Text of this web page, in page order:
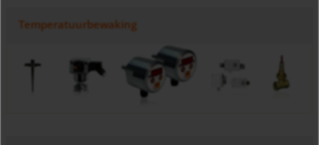
Temperatuurbewaking